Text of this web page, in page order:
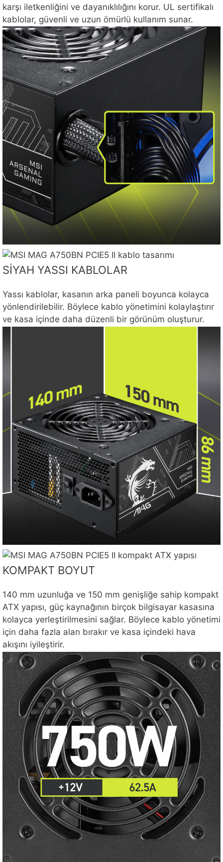
karşı iletkenliğini ve dayanıklılığını korur. UL sertifikalı
kablolar, güvenli ve uzun ömürlü kullanım sunar.
SİYAH YASSI KABLOLAR
Yassı kablolar, kasanın arka paneli boyunca kolayca
yönlendirilebilir. Böylece kablo yönetimini kolaylaştırır
ve kasa içinde daha düzenli bir görünüm oluşturur.
KOMPAKT BOYUT
140 mm uzunluğa ve 150 mm genişliğe sahip kompakt
ATX yapısı, güç kaynağının birçok bilgisayar kasasına
kolayca yerleştirilmesini sağlar. Böylece kablo yönetimi
için daha fazla alan bırakır ve kasa içindeki hava
akışını iyileştirir.